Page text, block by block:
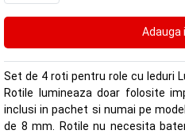
Set de 4 roti pentru role cu leduri
Rotile lumineaza doar folosite
inclusi in pachet si numai pe
de 8 mm. Rotile nu necesita